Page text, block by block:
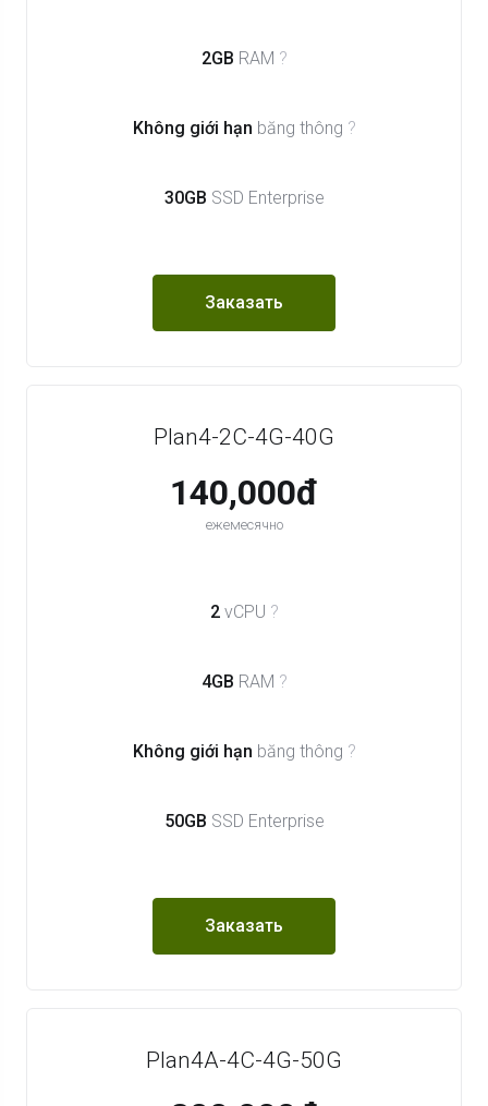
2GB RAM ?
Không giới hạn băng thông ?
30GB SSD Enterprise
Заказать
Plan4-2C-4G-40G
140,000đ
ежемесячно
2vCPU ?
4GB RAM ?
Không giới hạn băng thông ?
50GB SSD Enterprise
Заказать
Plan4A-4C-4G-50G